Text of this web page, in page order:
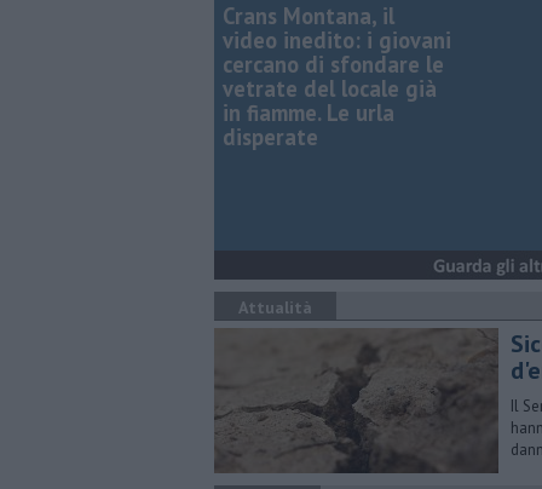
Crans Montana, il
video inedito: i giovani
cercano di sfondare le
vetrate del locale già
in fiamme. Le urla
disperate
Attualità
Il